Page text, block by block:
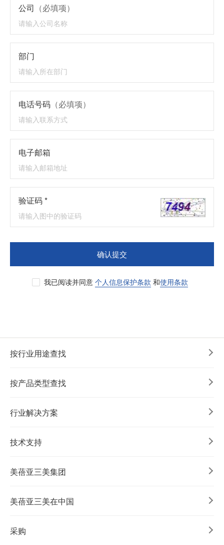
公司 （必填项）
部门
电话号码 （必填项）
电子邮箱
验证码 *
确认提交
我已阅读并同意 个人信息保护条款 和使用条款
按行业用途查找
按产品类型查找
行业解决方案
技术支持
美蓓亚三美集团
美蓓亚三美在中国
采购